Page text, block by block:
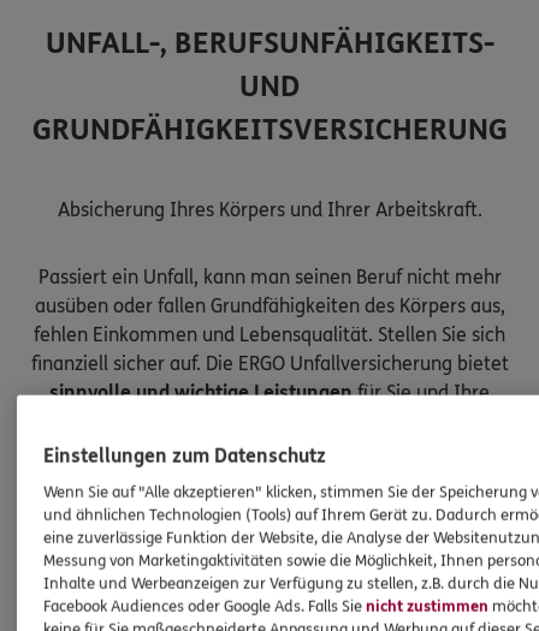
UNFALL-, BERUFSUNFÄHIGKEITS-
UND
GRUNDFÄHIGKEITSVERSICHERUNG
Absicherung Ihres Körpers und Ihrer Arbeitskraft.
Passiert ein Unfall, kann man seinen Beruf nicht mehr
ausüben oder fallen Grundfähigkeiten des Körpers aus,
fehlen Einkommen und Lebensqualität. Stellen Sie sich
finanziell sicher auf. Die ERGO Unfallversicherung bietet
sinnvolle und wichtige Leistungenfür Sie und Ihre
Einstellungen zum Datenschutz
Wenn Sie auf "Alle akzeptieren" klicken, stimmen Sie der Speicherung
und ähnlichen Technologien (Tools) auf Ihrem Gerät zu. Dadurch
eine zuverlässige Funktion der Website, die Analyse der
Messung von Marketingaktivitäten sowie die Möglichkeit, Ihnen
Inhalte und Werbeanzeigen zur Verfügung zu stellen, z.B. durch die
Facebook Audiences oder Google Ads. Falls Sienicht zustimmen